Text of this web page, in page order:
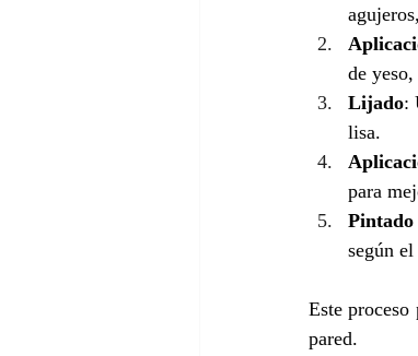
de
Lijado:
lisa.
para
según
Este
pared.